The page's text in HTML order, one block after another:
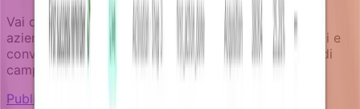
Vai oltre i tassi di apertura per tracciare risultati
aziendali reali come attivazione, recupero pagamenti e
conversioni di upgrade attraverso la progettazione di
campagne orientate agli obiettivi.
Publishing and governance